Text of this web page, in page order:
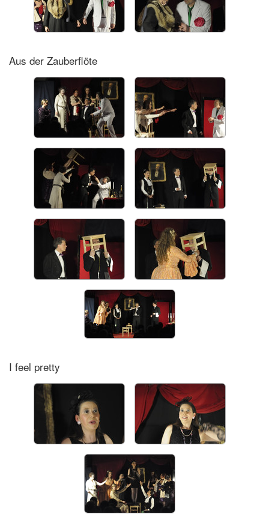
Aus der Zauberflöte
I feel pretty